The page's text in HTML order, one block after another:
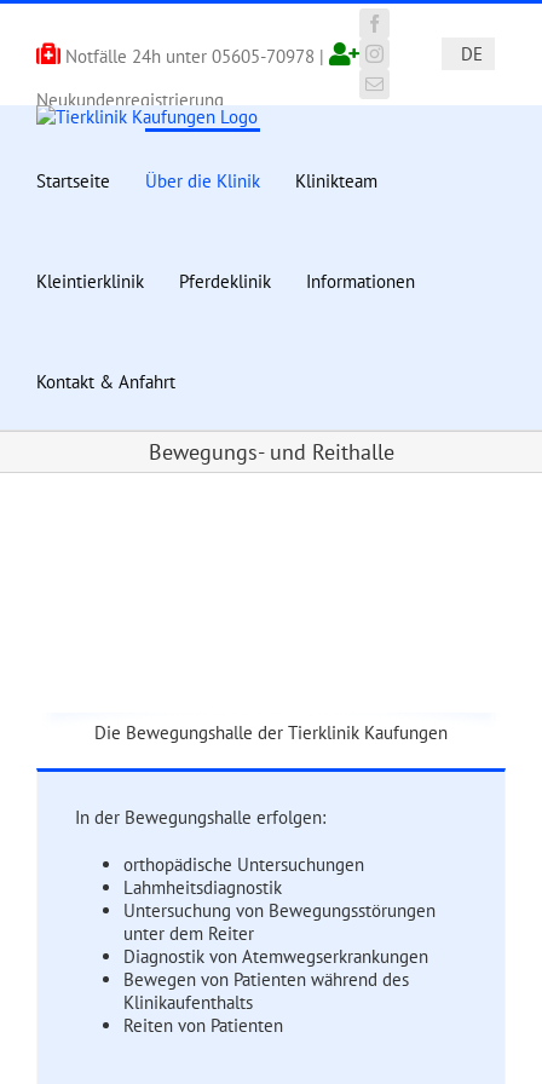
Zum
springen Notfälle 24h unter 05605-70978 |
Neukundenregistrierung
Facebook
Instagram
E-
Mail
DE
Startseite Über die Klinik Klinikteam
Kleintierklinik Pferdeklinik Informationen
Kontakt & Anfahrt
Bewegungs- und Reithalle
Die Bewegungshalle der Tierklinik Kaufungen
In der Bewegungshalle erfolgen:
orthopädische Untersuchungen
Lahmheitsdiagnostik
Untersuchung von Bewegungsstörungen
unter dem Reiter
Diagnostik von Atemwegserkrankungen
Bewegen von Patienten während des
Klinikaufenthalts
Reiten von Patienten